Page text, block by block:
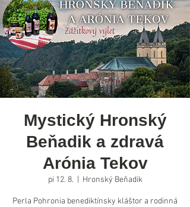
Mystický Hronský
Beňadik a zdravá
Arónia Tekov
pi 12. 8. Hronský Beňadik
Perla Pohronia benediktínsky kláštor a rodinná